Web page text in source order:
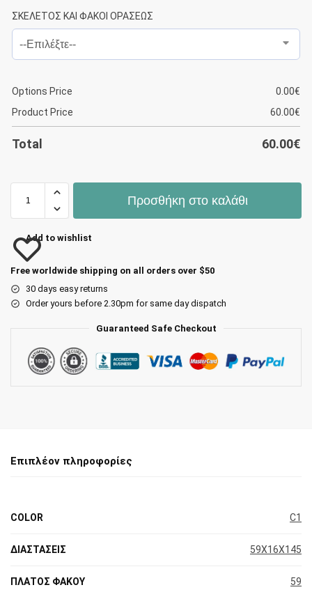
ΣΚΕΛΕΤΟΣ ΚΑΙ ΦΑΚΟΙ ΟΡΑΣΕΩΣ
Options Price 0.00€
Product Price
60.00€
Total 60.00€
Προσθήκη στο καλάθι
Add to wishlist
Free worldwide shipping on all orders over $50
30 days easy returns
Order yours before 2.30pm for same day dispatch
Guaranteed Safe Checkout
Επιπλέον πληροφορίες
COLOR C1
ΔΙΑΣΤΑΣΕΙΣ 59X16X145
ΠΛΑΤΟΣ ΦΑΚΟΥ 59